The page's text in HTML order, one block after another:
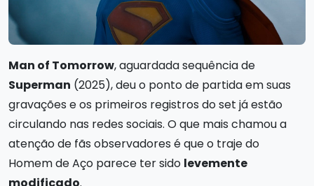
Man of Tomorrow, aguardada sequência de
Superman (2025), deu o ponto de partida em suas
gravações e os primeiros registros do set já estão
circulando nas redes sociais. O que mais chamou a
atenção de fãs observadores é que o traje do
Homem de Aço parece ter sido levemente
modificado.